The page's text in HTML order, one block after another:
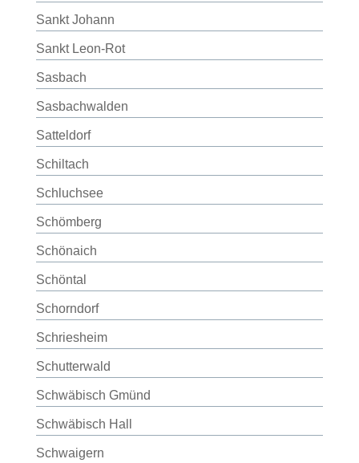
Sankt Johann
Sankt Leon-Rot
Sasbach
Sasbachwalden
Satteldorf
Schiltach
Schluchsee
Schömberg
Schönaich
Schöntal
Schorndorf
Schriesheim
Schutterwald
Schwäbisch Gmünd
Schwäbisch Hall
Schwaigern